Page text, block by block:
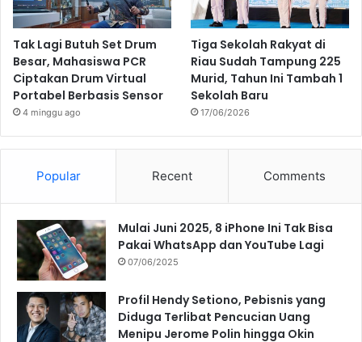
Tak Lagi Butuh Set Drum
Besar, Mahasiswa PCR
Ciptakan Drum Virtual
Portabel Berbasis Sensor
4 minggu ago
Tiga Sekolah Rakyat di
Riau Sudah Tampung 225
Murid, Tahun Ini Tambah 1
Sekolah Baru
17/06/2026
Popular Recent Comments
Mulai Juni 2025, 8 iPhone Ini Tak Bisa
Pakai WhatsApp dan YouTube Lagi
07/06/2025
Profil Hendy Setiono, Pebisnis yang
Diduga Terlibat Pencucian Uang
Menipu Jerome Polin hingga Okin